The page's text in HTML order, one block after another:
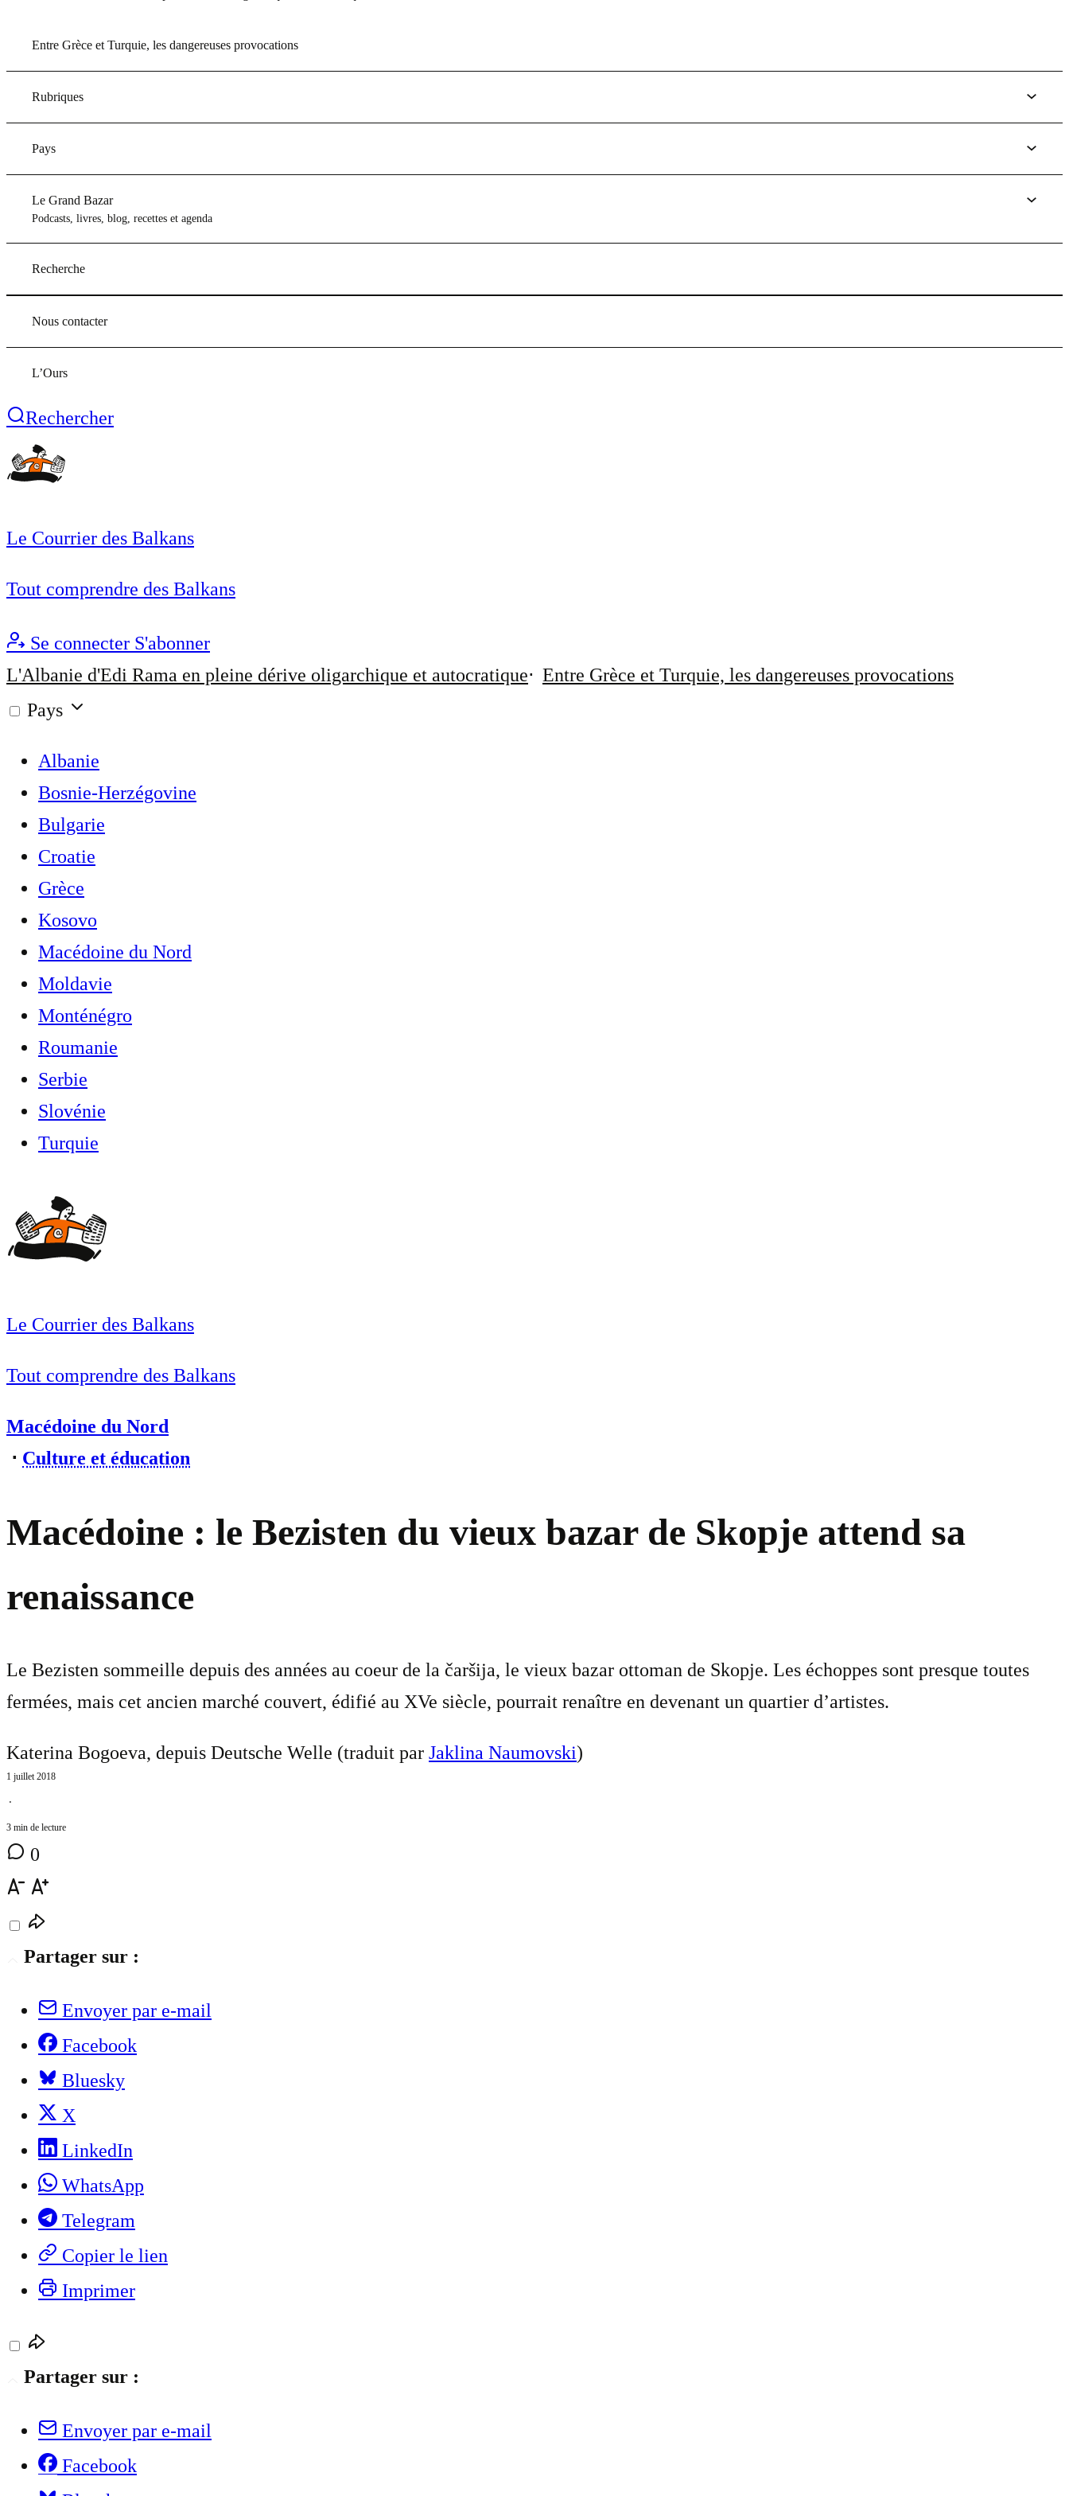
Entre Grèce et Turquie, les dangereuses provocations
Rubriques
Pays
Le Grand Bazar
Podcasts, livres, blog, recettes et agenda
Recherche
Nous contacter
L’Ours
Rechercher
Le Courrier des Balkans
Tout comprendre des Balkans
Se connecter S'abonner
L'Albanie d'Edi Rama en pleine dérive oligarchique et autocratique
Entre Grèce et Turquie, les dangereuses provocations
Pays
Albanie
Bosnie-Herzégovine
Bulgarie
Croatie
Grèce
Kosovo
Macédoine du Nord
Moldavie
Monténégro
Roumanie
Serbie
Slovénie
Turquie
Le Courrier des Balkans
Tout comprendre des Balkans
Macédoine du Nord
⋅ Culture et éducation
Macédoine : le Bezisten du vieux bazar de Skopje attend sa
renaissance
Le Bezisten sommeille depuis des années au coeur de la čaršija, le vieux bazar ottoman de Skopje. Les échoppes sont presque toutes
fermées, mais cet ancien marché couvert, édifié au XVe siècle, pourrait renaître en devenant un quartier d’artistes.
Katerina Bogoeva, depuis Deutsche Welle (traduit par Jaklina Naumovski)
1 juillet 2018
⋅
3 min de lecture
0
Partager sur :
Envoyer par e-mail
Facebook
Bluesky
X
LinkedIn
WhatsApp
Telegram
Copier le lien
Imprimer
Partager sur :
Envoyer par e-mail
Facebook